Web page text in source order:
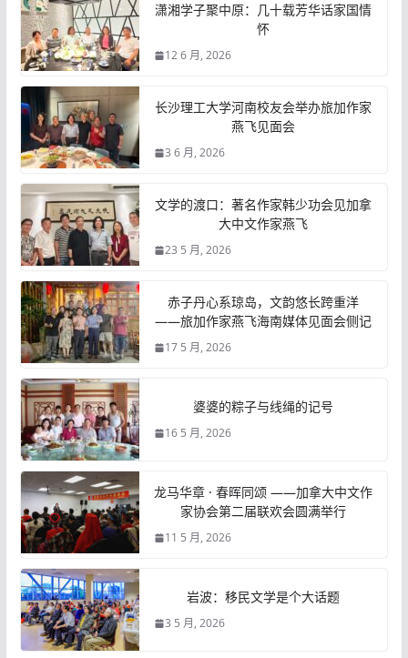
潇湘学子聚中原：几十载芳华话家国情
怀
12 6 月, 2026
长沙理工大学河南校友会举办旅加作家
燕飞见面会
3 6 月, 2026
文学的渡口：著名作家韩少功会见加拿
大中文作家燕飞
23 5 月, 2026
赤子丹心系琼岛，文韵悠长跨重洋
——旅加作家燕飞海南媒体见面会侧记
17 5 月, 2026
婆婆的粽子与线绳的记号
16 5 月, 2026
龙马华章 · 春晖同颂 ——加拿大中文作
家协会第二届联欢会圆满举行
11 5 月, 2026
岩波：移民文学是个大话题
3 5 月, 2026